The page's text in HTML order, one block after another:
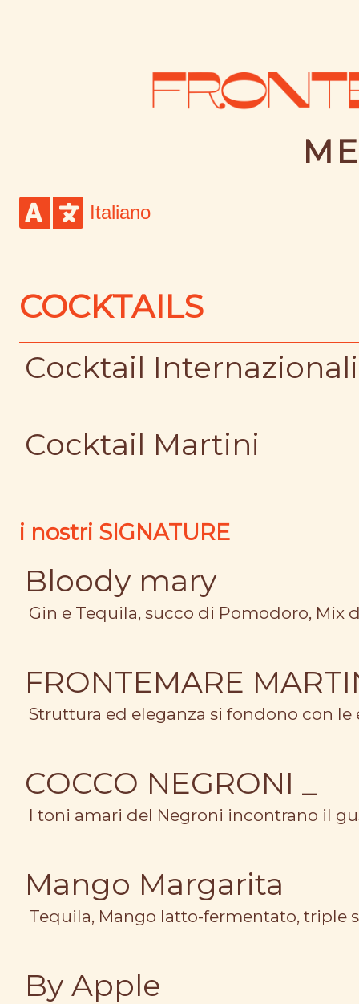
COCKTAILS
Cocktail Internazionali
Cocktail Martini
i nostri SIGNATURE
Bloody mary
Gin e Tequila, succo di Pomodoro, Mix
FRONTEMARE
Struttura ed eleganza si fondono con
COCCO NEGRONI _
I toni amari del Negroni incontrano il
Mango Margarita
Tequila, Mango latto-fermentato, triple
By Apple